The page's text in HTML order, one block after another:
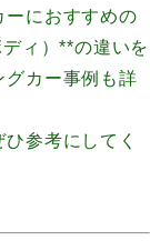
ーにおすすめの
ィ）**の違いを
グカー事例も詳
参考にしてく